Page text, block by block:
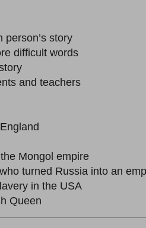
person’s story
difficult words
and teachers
Mongol empire
turned Russia into an
in the USA
Queen